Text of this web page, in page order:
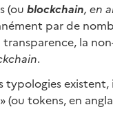
(ou blockchain, en
par de
la
.
typologies
(ou tokens, en